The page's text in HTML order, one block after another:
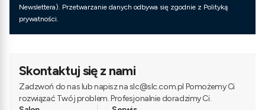
Newslettera). Przetwarzanie danych odbywa się zgodnie z Polityką
prywatności.
Skontaktuj się z nami
Zadzwoń do nas lub napisz na slc@slc.com.pl Pomożemy Ci
rozwiązać Twój problem. Profesjonalnie doradzimy Ci.